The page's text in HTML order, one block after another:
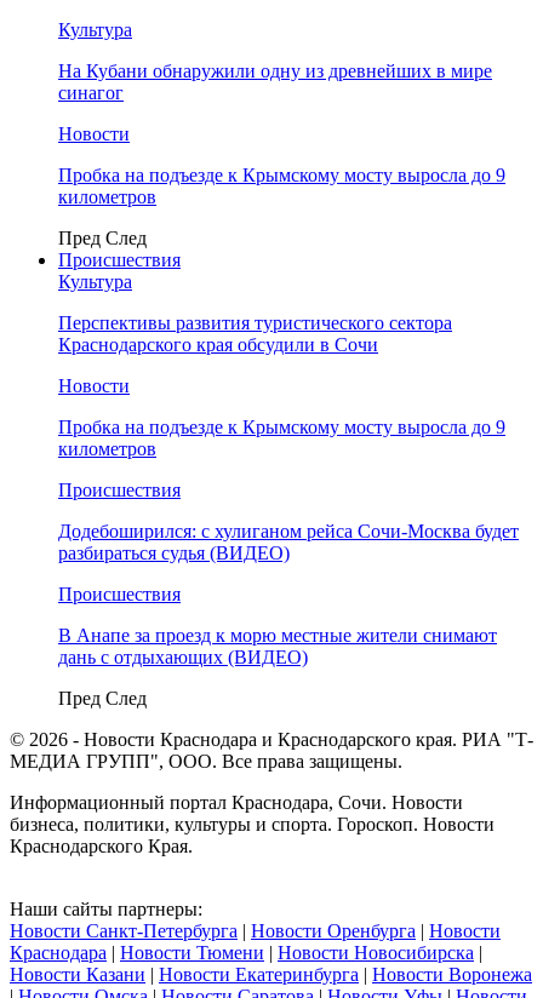
Культура
На Кубани обнаружили одну из древнейших в мире
синагог
Новости
Пробка на подъезде к Крымскому мосту выросла до 9
километров
Пред След
Происшествия
Культура
Перспективы развития туристического сектора
Краснодарского края обсудили в Сочи
Новости
Пробка на подъезде к Крымскому мосту выросла до 9
километров
Происшествия
Додебоширился: с хулиганом рейса Сочи-Москва будет
разбираться судья (ВИДЕО)
Происшествия
В Анапе за проезд к морю местные жители снимают
дань с отдыхающих (ВИДЕО)
Пред След
© 2026 - Новости Краснодара и Краснодарского края. РИА "Т-
МЕДИА ГРУПП", ООО. Все права защищены.
Информационный портал Краснодара, Сочи. Новости
бизнеса, политики, культуры и спорта. Гороскоп. Новости
Краснодарского Края.
Наши сайты партнеры:
Новости Санкт-Петербурга | Новости Оренбурга | Новости
Краснодара | Новости Тюмени | Новости Новосибирска |
Новости Казани | Новости Екатеринбурга | Новости Воронежа